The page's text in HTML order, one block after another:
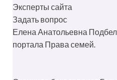
Эксперты сайта
Задать вопрос
Елена Анатольевна
портала Права семей.